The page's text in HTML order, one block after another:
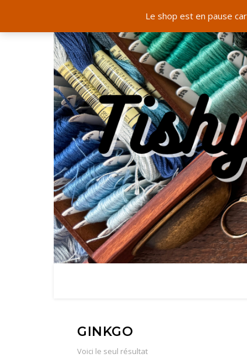
Le shop est en pause
GINKGO
Voici le seul résultat